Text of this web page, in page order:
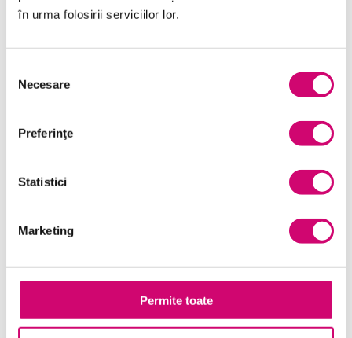
în urma folosirii serviciilor lor.
consimțământului
Necesare
Preferinţe
Statistici
Marketing
Permite toate
Management și Leadership
Marketing
Microsoft Office
Resurse Umane
Vânzări și negocieri
Cursuri Similare